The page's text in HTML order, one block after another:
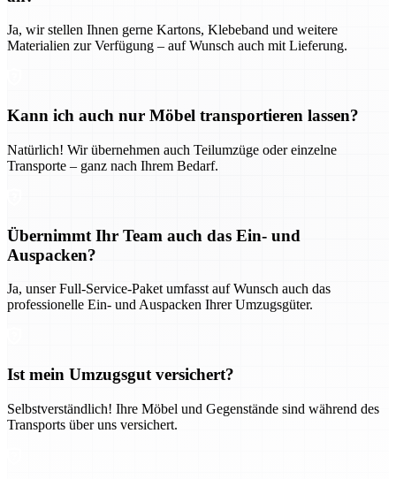
Ja, wir stellen Ihnen gerne Kartons, Klebeband und weitere
Materialien zur Verfügung – auf Wunsch auch mit Lieferung.
Kann ich auch nur Möbel transportieren lassen?
Natürlich! Wir übernehmen auch Teilumzüge oder einzelne
Transporte – ganz nach Ihrem Bedarf.
Übernimmt Ihr Team auch das Ein- und
Auspacken?
Ja, unser Full-Service-Paket umfasst auf Wunsch auch das
professionelle Ein- und Auspacken Ihrer Umzugsgüter.
Ist mein Umzugsgut versichert?
Selbstverständlich! Ihre Möbel und Gegenstände sind während des
Transports über uns versichert.